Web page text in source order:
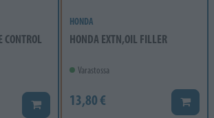
Lisää koriin
HONDA
HONDA EXTN,OIL FILLER
Varastossa
13,80 € Lisää